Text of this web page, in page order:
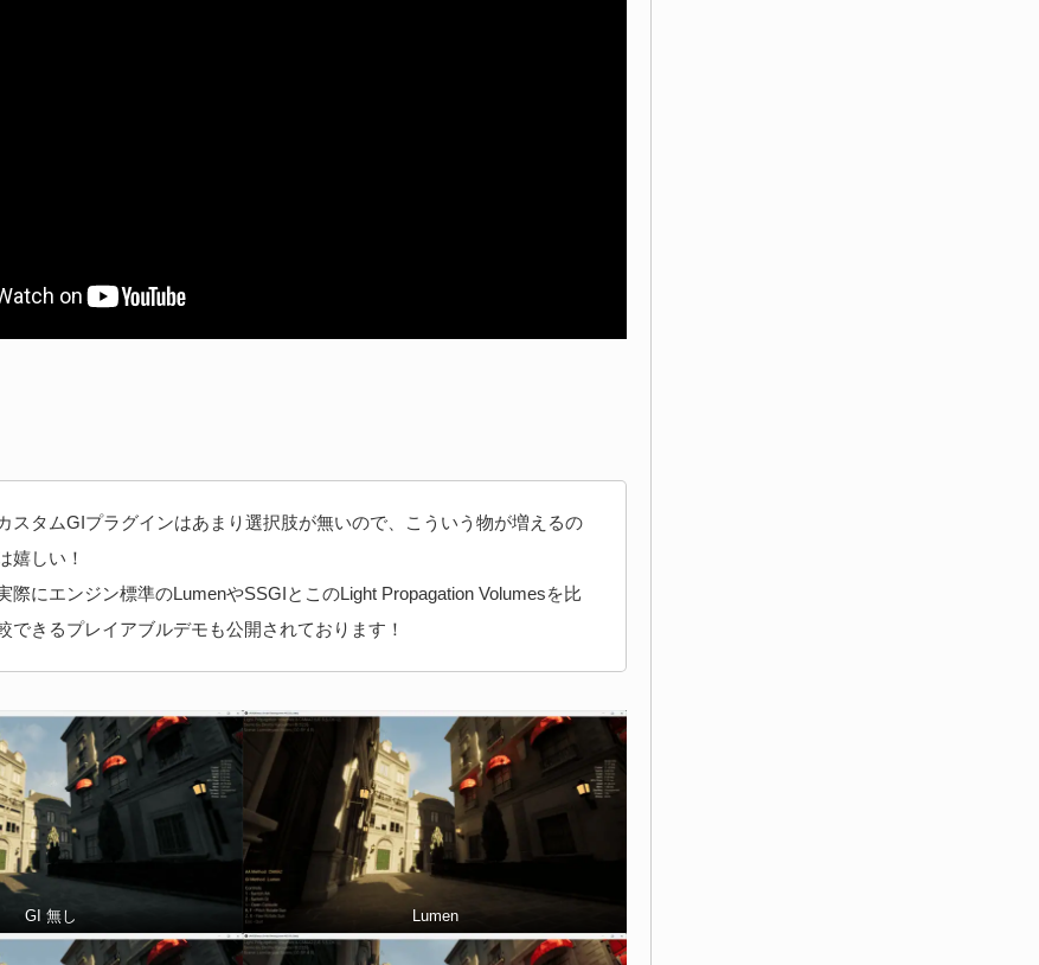
スタムGIプラグインはあまり選択肢が無いので、こういう物が増えるの
嬉しい！
際にエンジン標準のLumenやSSGIとこのLight Propagation Volumesを比
できるプレイアブルデモも公開されております！
GI 無し Lumen